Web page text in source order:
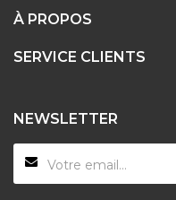
À PROPOS
SERVICE CLIENTS
NEWSLETTER